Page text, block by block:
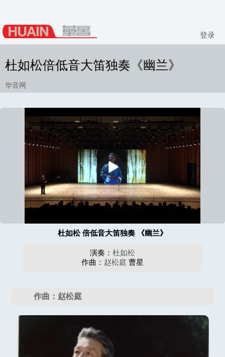
登录
杜如松倍低音大笛独奏《幽兰》
华音网
播
放
杜如松 倍低音大笛独奏 《幽兰》
演奏： 杜如松
作曲： 赵松庭 曹星
作曲：赵松庭